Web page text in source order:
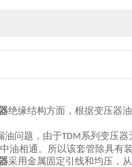
绝缘结构方面，根据变压器油
油问题，由于TDM系列变压器
油相通。所以该套管除具有
采用金属固定引线和均压，